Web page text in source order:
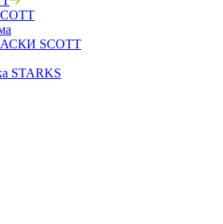
SCOTT
STARKS